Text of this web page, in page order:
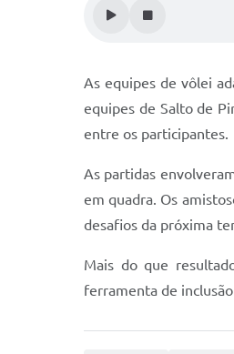
As equipes de vôlei
equipes de Salto de
entre os participantes.
As partidas
em quadra. Os
desafios da próxima
Mais do que
ferramenta de